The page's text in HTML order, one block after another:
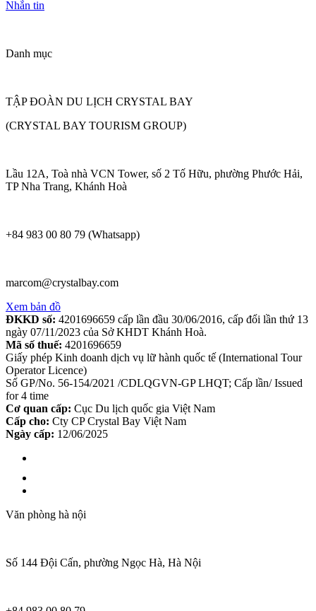
Nhắn tin
Danh mục
TẬP ĐOÀN DU LỊCH CRYSTAL BAY
(CRYSTAL BAY TOURISM GROUP)
Lầu 12A, Toà nhà VCN Tower, số 2 Tố Hữu, phường Phước Hải,
TP Nha Trang, Khánh Hoà
+84 983 00 80 79 (Whatsapp)
marcom@crystalbay.com
Xem bản đồ
ĐKKD số: 4201696659 cấp lần đầu 30/06/2016, cấp đổi lần thứ 13
ngày 07/11/2023 của Sở KHDT Khánh Hoà.
Mã số thuế: 4201696659
Giấy phép Kinh doanh dịch vụ lữ hành quốc tế (International Tour
Operator Licence)
Số GP/No. 56-154/2021 /CDLQGVN-GP LHQT; Cấp lần/ Issued
for 4 time
Cơ quan cấp: Cục Du lịch quốc gia Việt Nam
Cấp cho: Cty CP Crystal Bay Việt Nam
Ngày cấp: 12/06/2025
Văn phòng hà nội
Số 144 Đội Cấn, phường Ngọc Hà, Hà Nội